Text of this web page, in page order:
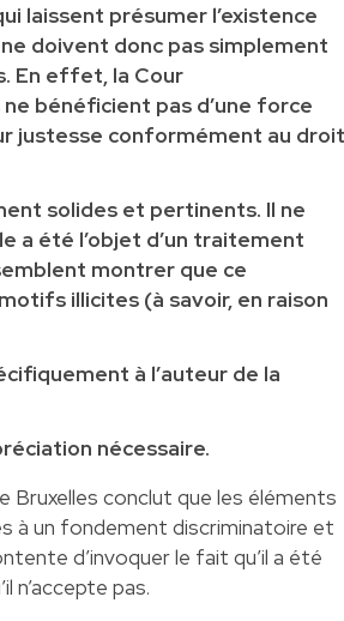
laissent présumer l’existence
doivent donc pas simplement
En effet, la Cour
bénéficient pas d’une force
justesse conformément au
solides et pertinents. Il ne
a été l’objet d’un traitement
montrer que ce
illicites (à savoir, en raison
à l’auteur de la
nécessaire.
Bruxelles conclut que les éléments
à un fondement discriminatoire et
d’invoquer le fait qu’il a été
n’accepte pas.